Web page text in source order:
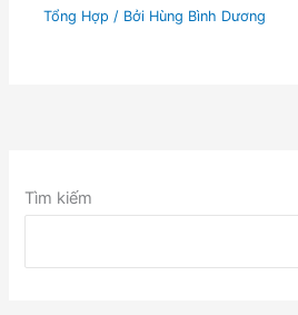
Tổng Hợp / Bởi Hùng Bình Dương
Tìm kiếm